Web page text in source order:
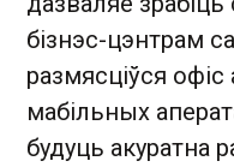
бізнэс-цэнтрам
размясціўся офіс
мабільных
будуць акуратна